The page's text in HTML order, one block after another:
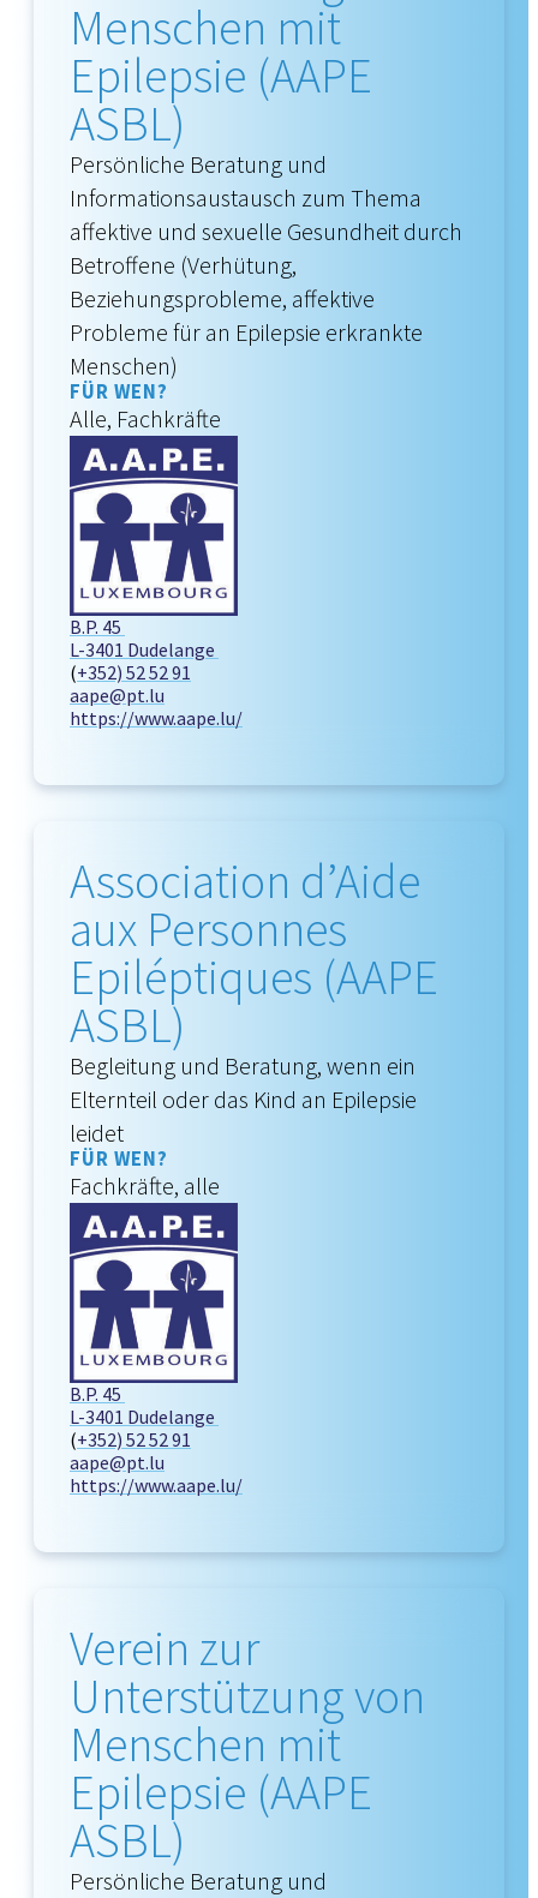
Menschen mit
Epilepsie (AAPE
ASBL)
Persönliche Beratung und
Informationsaustausch zum Thema
affektive und sexuelle Gesundheit durch
Betroffene (Verhütung,
Beziehungsprobleme, affektive
Probleme für an Epilepsie erkrankte
Menschen)
FÜR WEN?
Alle, Fachkräfte
B.P. 45
L-3401 Dudelange
(+352) 52 52 91
aape@pt.lu
https://www.aape.lu/
Association d’Aide
aux Personnes
Epiléptiques (AAPE
ASBL)
Begleitung und Beratung, wenn ein
Elternteil oder das Kind an Epilepsie
leidet
FÜR WEN?
Fachkräfte, alle
B.P. 45
L-3401 Dudelange
(+352) 52 52 91
aape@pt.lu
https://www.aape.lu/
Verein zur
Unterstützung von
Menschen mit
Epilepsie (AAPE
ASBL)
Persönliche Beratung und